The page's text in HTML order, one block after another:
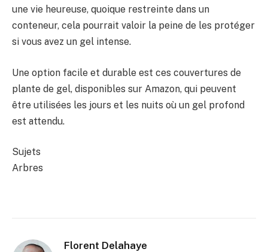
une vie heureuse, quoique restreinte dans un
conteneur, cela pourrait valoir la peine de les protéger
si vous avez un gel intense.
Une option facile et durable est ces couvertures de
plante de gel, disponibles sur Amazon, qui peuvent
être utilisées les jours et les nuits où un gel profond
est attendu.
Sujets
Arbres
Florent Delahaye